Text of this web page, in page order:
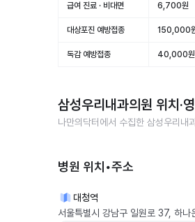
급여 진료 · 비대면 6,700원
대상포진 예방접종 150,000
독감 예방접종 40,000원
삼성우리내과의원 위치·
나만의닥터에서 수집한 삼성우리내
병원 위치•주소
대청역
서울특별시 강남구 일원로 37, 하